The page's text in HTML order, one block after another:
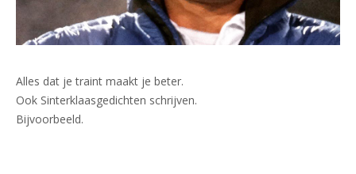
Alles dat je traint maakt je beter.
Ook Sinterklaasgedichten schrijven.
Bijvoorbeeld.